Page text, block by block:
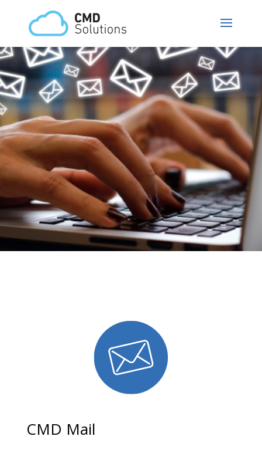
CMD Mail